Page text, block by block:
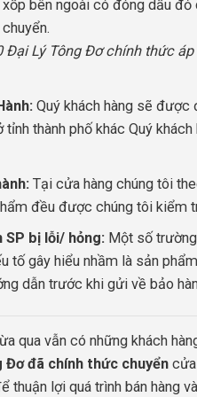
bên ngoài có đóng dấu
Lý Tông Đơ chính thức áp
Quý khách hàng sẽ được
tỉnh thành phố khác Quý
Tại cửa hàng chúng tôi
đều được chúng tôi kiểm
SP bị lỗi/ hỏng:Một số trường
tố gây hiểu nhầm là sản
dẫn trước khi gửi về bảo
qua vẫn có những khách
Đơ đã chính thức chuyển
thuận lợi quá trình bán hàng